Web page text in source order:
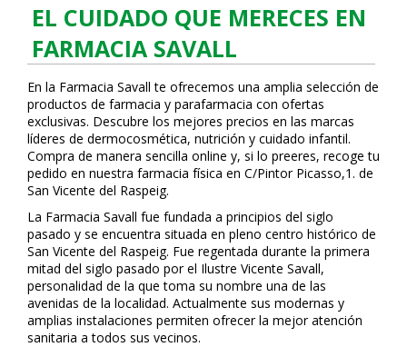
EL CUIDADO QUE MERECES EN
FARMACIA SAVALL
En la Farmacia Savall te ofrecemos una amplia selección de
productos de farmacia y parafarmacia con ofertas
exclusivas. Descubre los mejores precios en las marcas
líderes de dermocosmética, nutrición y cuidado infantil.
Compra de manera sencilla online y, si lo prefieres, recoge tu
pedido en nuestra farmacia física en C/Pintor Picasso,1. de
San Vicente del Raspeig.
La Farmacia Savall fue fundada a principios del siglo
pasado y se encuentra situada en pleno centro histórico de
San Vicente del Raspeig. Fue regentada durante la primera
mitad del siglo pasado por el Ilustre Vicente Savall,
personalidad de la que toma su nombre una de las
avenidas de la localidad. Actualmente sus modernas y
amplias instalaciones permiten ofrecer la mejor atención
sanitaria a todos sus vecinos.